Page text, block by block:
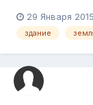
дальнейшей
предоставило
29 Января 2015
здание